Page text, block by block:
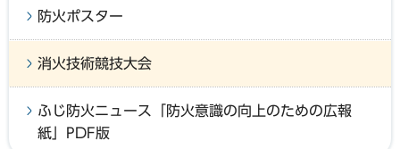
防火ポスター
消火技術競技大会
ふじ防火ニュース「防火意識の向上のための広報
紙」PDF版